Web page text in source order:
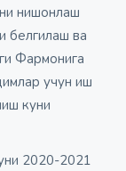
нишонлаш
белгилаш ва
Фармонига
учун иш
куни
2020-2021